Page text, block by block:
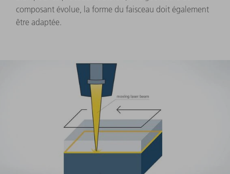
composant évolue, la forme du faisceau doit également
être adaptée.